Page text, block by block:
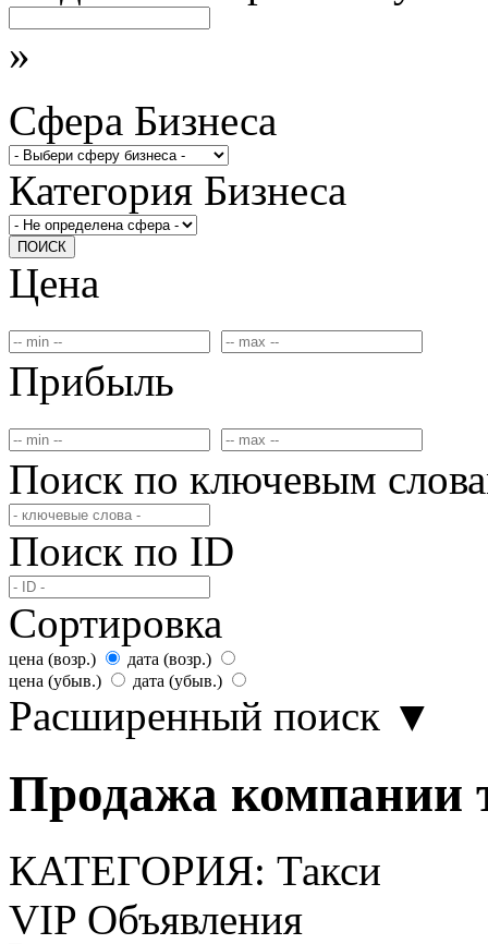
»
Сфера Бизнеса
Категория Бизнеса
ПОИСК
Цена
Прибыль
Поиск по ключевым
Поиск по ID
Сортировка
цена (возр.)
дата (возр.)
цена (убыв.)
дата (убыв.)
Расширенный поиск ▼
Продажа компании
КАТЕГОРИЯ: Такси
VIP Объявления